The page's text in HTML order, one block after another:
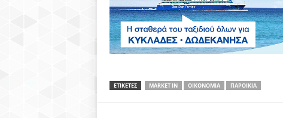
ΕΤΙΚΕΤΕΣ MARKET IN ΟΙΚΟΝΟΜΙΑ ΠΑΡΟΙΚΙΑ